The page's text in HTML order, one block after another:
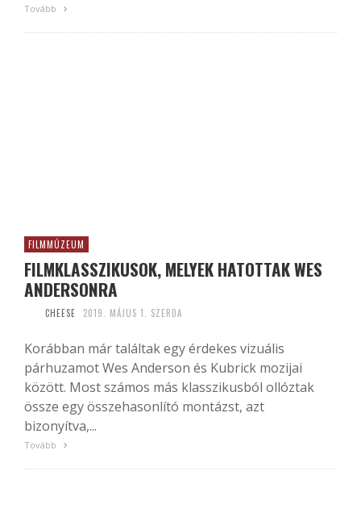
Tovább
FILMMÚZEUM
FILMKLASSZIKUSOK, MELYEK HATOTTAK WES
ANDERSONRA
CHEESE 2019. MÁJUS 1. SZERDA
Korábban már találtak egy érdekes vizuális
párhuzamot Wes Anderson és Kubrick mozijai
között. Most számos más klasszikusból ollóztak
össze egy összehasonlító montázst, azt
bizonyítva,...
Tovább